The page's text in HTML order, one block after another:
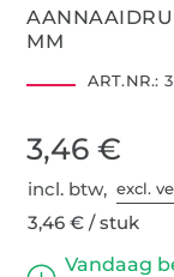
MM
ART.NR.:
3,46 €
incl. btw,excl.
3,46 € / stuk
Vandaag